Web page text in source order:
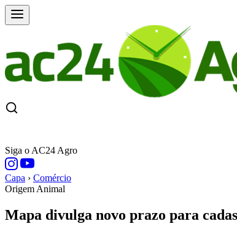
Siga o AC24 Agro
Capa › Comércio
Origem Animal
Mapa divulga novo prazo para